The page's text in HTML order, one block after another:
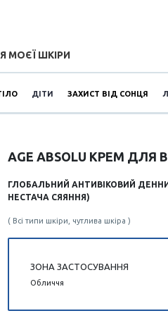
МОЄЇ ШКІРИ
ДІТИ ЗАХИСТ ВІД СОНЦЯ
AGE ABSOLU КРЕМ
ГЛОБАЛЬНИЙ АНТИВІКОВИЙ
НЕСТАЧА СЯЯННЯ)
( Всі типи шкіри, чутлива шкіра )
ЗОНА ЗАСТОСУВАННЯ
Обличчя